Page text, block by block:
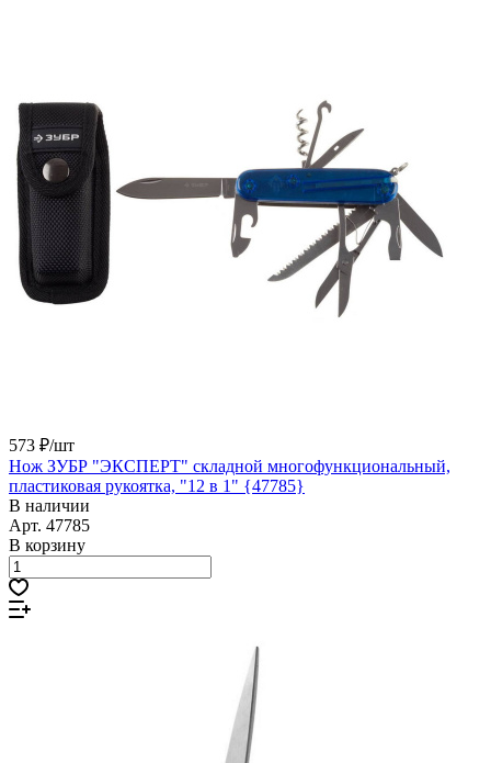
573 ₽/шт
Нож ЗУБР "ЭКСПЕРТ" складной многофункциональный,
пластиковая рукоятка, "12 в 1" {47785}
В наличии
Арт. 47785
В корзину